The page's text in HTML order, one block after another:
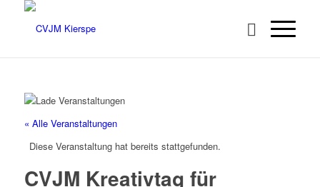
« Alle Veranstaltungen
Diese Veranstaltung hat bereits stattgefunden.
CVJM Kreativtag für